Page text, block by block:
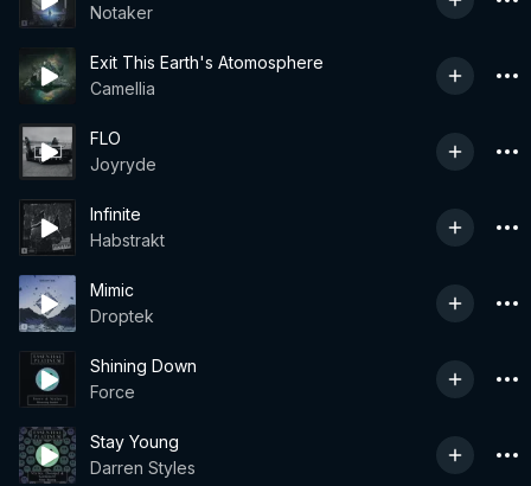
Notaker
Exit This Earth's Atomosphere
Camellia
FLO
Joyryde
Infinite
Habstrakt
Mimic
Droptek
Shining Down
Force
Stay Young
Darren Styles